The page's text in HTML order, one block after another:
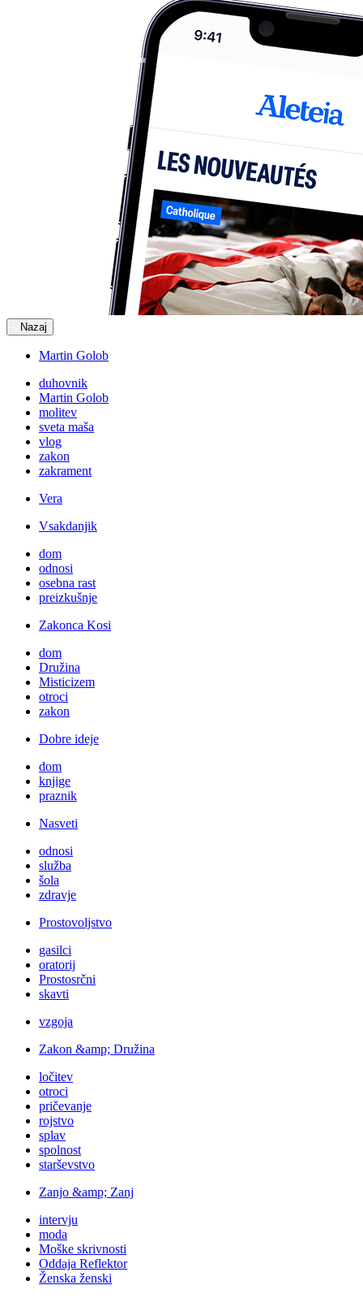
Nazaj
Martin Golob
duhovnik
Martin Golob
molitev
sveta maša
vlog
zakon
zakrament
Vera
Vsakdanjik
dom
odnosi
osebna rast
preizkušnje
Zakonca Kosi
dom
Družina
Misticizem
otroci
zakon
Dobre ideje
dom
knjige
praznik
Nasveti
odnosi
služba
šola
zdravje
Prostovoljstvo
gasilci
oratorij
Prostosrčni
skavti
vzgoja
Zakon &amp; Družina
ločitev
otroci
pričevanje
rojstvo
splav
spolnost
starševstvo
Zanjo &amp; Zanj
intervju
moda
Moške skrivnosti
Oddaja Reflektor
Ženska ženski